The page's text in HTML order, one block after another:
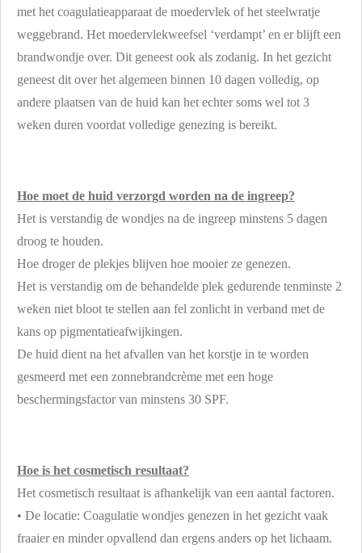
met het coagulatieapparaat de moedervlek of het steelwratje
weggebrand. Het moedervlekweefsel ‘verdampt’ en er blijft een
brandwondje over. Dit geneest ook als zodanig. In het gezicht
geneest dit over het algemeen binnen 10 dagen volledig, op
andere plaatsen van de huid kan het echter soms wel tot 3
weken duren voordat volledige genezing is bereikt.
Hoe moet de huid verzorgd worden na de ingreep?
Het is verstandig de wondjes na de ingreep minstens 5 dagen
droog te houden.
Hoe droger de plekjes blijven hoe mooier ze genezen.
Het is verstandig om de behandelde plek gedurende tenminste 2
weken niet bloot te stellen aan fel zonlicht in verband met de
kans op pigmentatieafwijkingen.
De huid dient na het afvallen van het korstje in te worden
gesmeerd met een zonnebrandcrème met een hoge
beschermingsfactor van minstens 30 SPF.
Hoe is het cosmetisch resultaat?
Het cosmetisch resultaat is afhankelijk van een aantal factoren.
• De locatie: Coagulatie wondjes genezen in het gezicht vaak
fraaier en minder opvallend dan ergens anders op het lichaam.